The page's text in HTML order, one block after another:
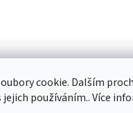
cookie. Dalším
používáním.. Více